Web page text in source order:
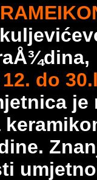
do
je